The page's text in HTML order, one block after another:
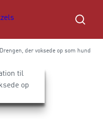
Drengen, der voksede op som hund